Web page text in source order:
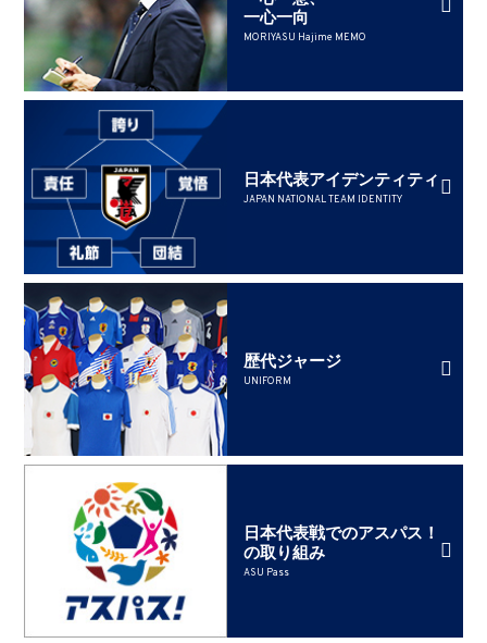
一心一向
MORIYASU Hajime MEMO
日本代表アイデンティティ
JAPAN NATIONAL TEAM IDENTITY
歴代ジャージ
UNIFORM
日本代表戦でのアスパス！
の取り組み
ASU Pass